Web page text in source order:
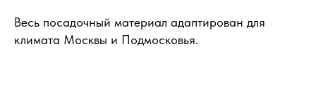
Весь посадочный материал адаптирован для
климата Москвы и Подмосковья.